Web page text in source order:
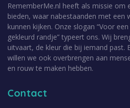
Contact
RememberMe.nl heeft als missie om
bieden, waar nabestaanden met een
kunnen kijken. Onze slogan “Voor
gekleurd randje” typeert ons. Wij
uitvaart, de kleur die bij iemand past.
willen we ook overbrengen aan
en rouw te maken hebben.